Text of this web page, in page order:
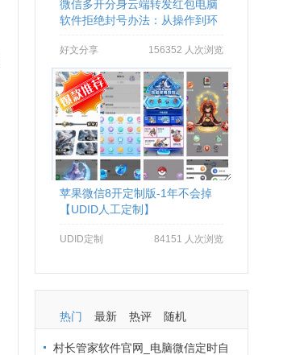
微信多开分身云端转发红包电脑
软件拒绝封号办法：从操作到环
好文分享 156352 人次浏览
苹果微信8开定制版-1年不会掉
【UDID人工定制】
UDID定制 84151 人次浏览
热门 最新 热评 随机
村长管家软件官网_电脑微信定时自